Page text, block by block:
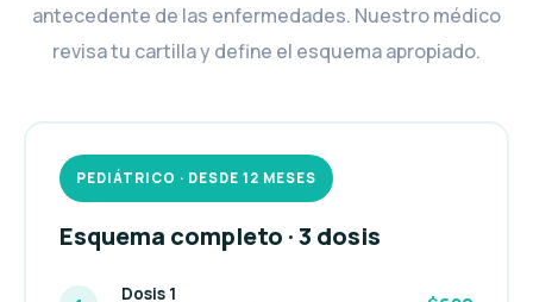
antecedente de las enfermedades. Nuestro médico
revisa tu cartilla y define el esquema apropiado.
PEDIÁTRICO · DESDE 12 MESES
Esquema completo · 3 dosis
Dosis 1